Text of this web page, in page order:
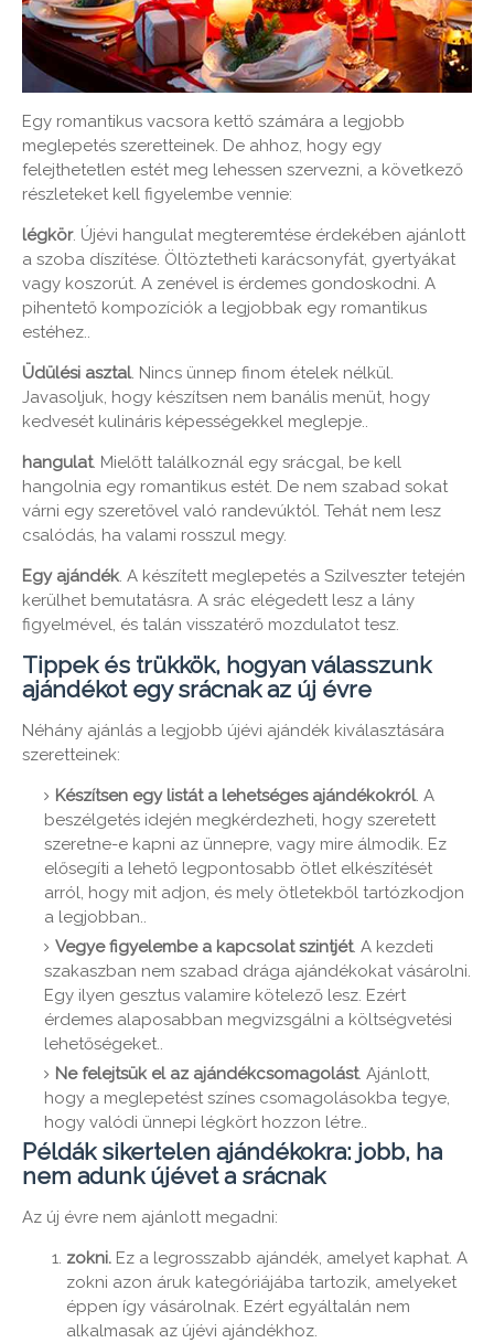
Egy romantikus vacsora kettő számára a legjobb
meglepetés szeretteinek. De ahhoz, hogy egy
felejthetetlen estét meg lehessen szervezni, a következő
részleteket kell figyelembe vennie:
légkör. Újévi hangulat megteremtése érdekében ajánlott
a szoba díszítése. Öltöztetheti karácsonyfát, gyertyákat
vagy koszorút. A zenével is érdemes gondoskodni. A
pihentető kompozíciók a legjobbak egy romantikus
estéhez..
Üdülési asztal. Nincs ünnep finom ételek nélkül.
Javasoljuk, hogy készítsen nem banális menüt, hogy
kedvesét kulináris képességekkel meglepje..
hangulat. Mielőtt találkoznál egy srácgal, be kell
hangolnia egy romantikus estét. De nem szabad sokat
várni egy szeretővel való randevúktól. Tehát nem lesz
csalódás, ha valami rosszul megy.
Egy ajándék. A készített meglepetés a Szilveszter tetején
kerülhet bemutatásra. A srác elégedett lesz a lány
figyelmével, és talán visszatérő mozdulatot tesz.
Tippek és trükkök, hogyan válasszunk
ajándékot egy srácnak az új évre
Néhány ajánlás a legjobb újévi ajándék kiválasztására
szeretteinek:
Készítsen egy listát a lehetséges ajándékokról. A
beszélgetés idején megkérdezheti, hogy szeretett
szeretne-e kapni az ünnepre, vagy mire álmodik. Ez
elősegíti a lehető legpontosabb ötlet elkészítését
arról, hogy mit adjon, és mely ötletekből tartózkodjon
a legjobban..
Vegye figyelembe a kapcsolat szintjét. A kezdeti
szakaszban nem szabad drága ajándékokat vásárolni.
Egy ilyen gesztus valamire kötelező lesz. Ezért
érdemes alaposabban megvizsgálni a költségvetési
lehetőségeket..
Ne felejtsük el az ajándékcsomagolást. Ajánlott,
hogy a meglepetést színes csomagolásokba tegye,
hogy valódi ünnepi légkört hozzon létre..
Példák sikertelen ajándékokra: jobb, ha
nem adunk újévet a srácnak
Az új évre nem ajánlott megadni:
zokni. Ez a legrosszabb ajándék, amelyet kaphat. A
zokni azon áruk kategóriájába tartozik, amelyeket
éppen így vásárolnak. Ezért egyáltalán nem
alkalmasak az újévi ajándékhoz.